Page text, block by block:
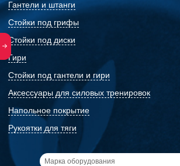
Гантели и штанги
Стойки под грифы
Стойки под диски
Гири
Стойки под гантели и гири
Аксессуары для силовых тренировок
Напольное покрытие
Рукоятки для тяги
Марка оборудования